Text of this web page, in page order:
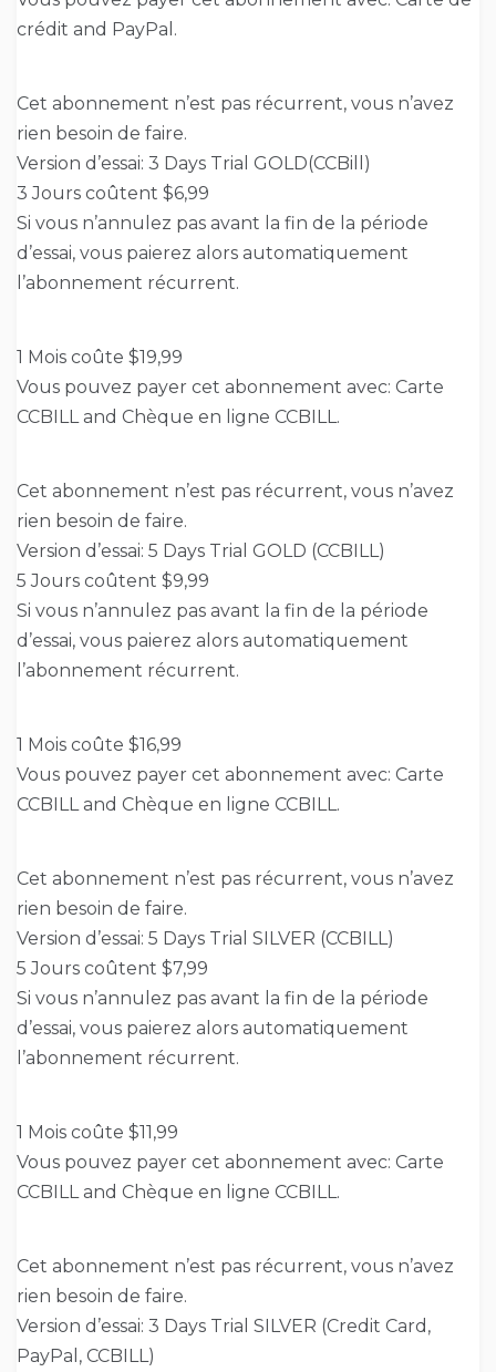
crédit and PayPal.
Cet abonnement n’est pas récurrent, vous n’avez
rien besoin de faire.
Version d’essai: 3 Days Trial GOLD(CCBill)
3 Jours coûtent $6,99
Si vous n’annulez pas avant la fin de la période
d’essai, vous paierez alors automatiquement
l’abonnement récurrent.
1 Mois coûte $19,99
Vous pouvez payer cet abonnement avec: Carte
CCBILL and Chèque en ligne CCBILL.
Cet abonnement n’est pas récurrent, vous n’avez
rien besoin de faire.
Version d’essai: 5 Days Trial GOLD (CCBILL)
5 Jours coûtent $9,99
Si vous n’annulez pas avant la fin de la période
d’essai, vous paierez alors automatiquement
l’abonnement récurrent.
1 Mois coûte $16,99
Vous pouvez payer cet abonnement avec: Carte
CCBILL and Chèque en ligne CCBILL.
Cet abonnement n’est pas récurrent, vous n’avez
rien besoin de faire.
Version d’essai: 5 Days Trial SILVER (CCBILL)
5 Jours coûtent $7,99
Si vous n’annulez pas avant la fin de la période
d’essai, vous paierez alors automatiquement
l’abonnement récurrent.
1 Mois coûte $11,99
Vous pouvez payer cet abonnement avec: Carte
CCBILL and Chèque en ligne CCBILL.
Cet abonnement n’est pas récurrent, vous n’avez
rien besoin de faire.
Version d’essai: 3 Days Trial SILVER (Credit Card,
PayPal, CCBILL)